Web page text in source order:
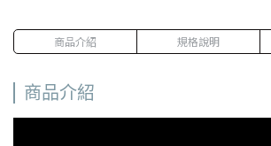
商品介紹 規格說明
商品介紹